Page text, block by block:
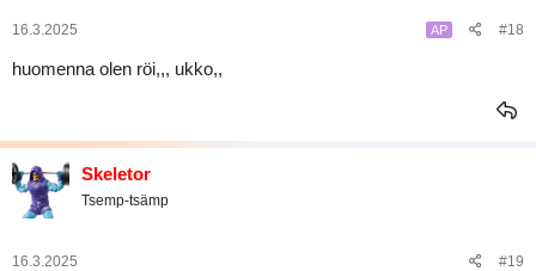
16.3.2025 AP #18
huomenna olen röi,,, ukko,,
Skeletor
Tsemp-tsämp
16.3.2025 #19